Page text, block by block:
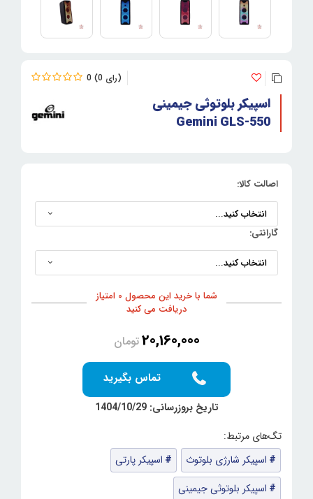
0 0
اسپیکر بلوتوثی جیمینی
Gemini GLS-550
اصالت کالا:
گارانتی:
شما با خرید این محصول 0 امتیاز
دریافت می کنید
20,160,000تومان
تماس بگیرید
تاریخ بروزرسانی: 1404/10/29
اسپیکر شارژی بلوتوث
اسپیکر پارتی
اسپیکر بلوتوثی جیمینی